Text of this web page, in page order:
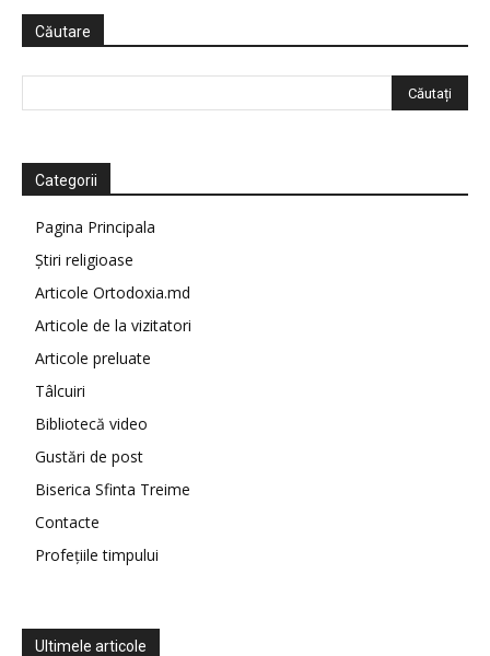
Căutare
Categorii
Pagina Principala
Știri religioase
Articole Ortodoxia.md
Articole de la vizitatori
Articole preluate
Tâlcuiri
Bibliotecă video
Gustări de post
Biserica Sfinta Treime
Contacte
Profețiile timpului
Ultimele articole